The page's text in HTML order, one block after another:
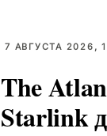
7 АВГУСТА 2026,
The
Starlink